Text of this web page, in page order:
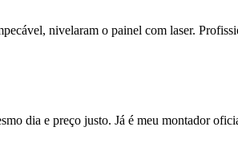
nivelaram o painel com laser.
dia e preço justo. Já é meu montador